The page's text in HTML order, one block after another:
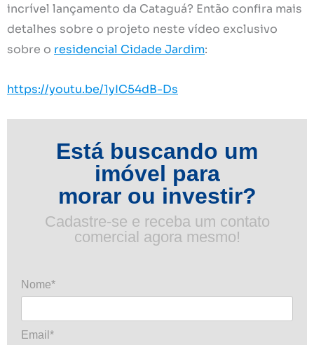
incrível lançamento da Cataguá? Então confira mais
detalhes sobre o projeto neste vídeo exclusivo
sobre o residencial Cidade Jardim:
https://youtu.be/1yIC54dB-Ds
Está buscando um
imóvel para
morar ou investir?
Cadastre-se e receba um contato
comercial agora mesmo!
Nome*
Email*